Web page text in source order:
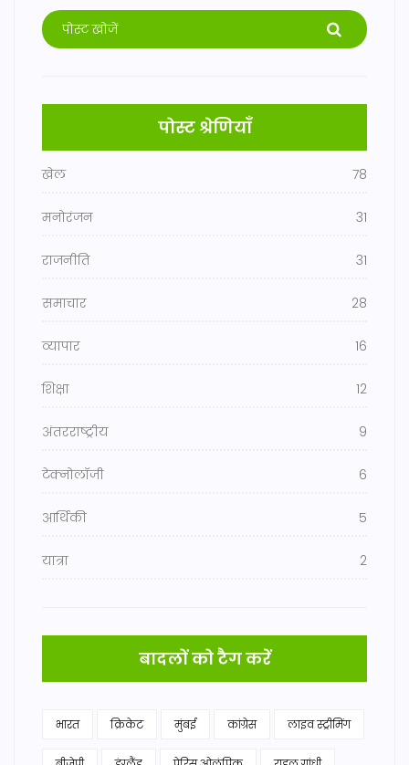
पोस्ट श्रेणियाँ
खेल 78
मनोरंजन 31
राजनीति 31
समाचार 28
व्यापार 16
शिक्षा 12
अंतरराष्ट्रीय 9
टेक्नोलॉजी 6
आर्थिकी 5
यात्रा 2
बादलों को टैग करें
भारत क्रिकेट मुंबई कांग्रेस लाइव स्ट्रीमिंग